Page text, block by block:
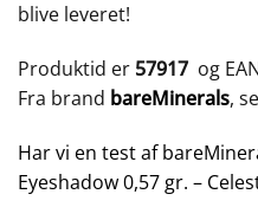
blive leveret!
Produktid er 57917 og
Fra brand bareMinerals,
Har vi en test af
Eyeshadow 0,57 gr. –